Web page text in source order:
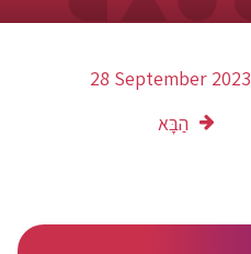
28 September 2023
הַבָּא